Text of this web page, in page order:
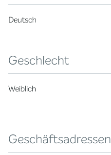
Deutsch
Geschlecht
Weiblich
Geschäftsadressen